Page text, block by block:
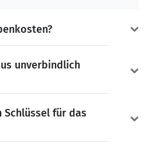
unverbindlich
Schlüssel für das